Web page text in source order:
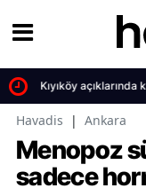
Kıyıköy
Havadis | Ankara
Menopoz
sadece